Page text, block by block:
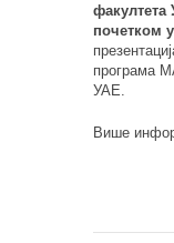
факултета
почетком
програма
УАЕ.
Више